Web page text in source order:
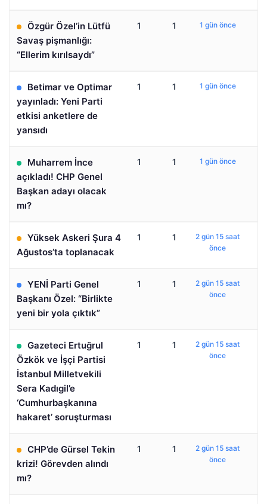
Özgür Özel’in Lütfü
Savaş pişmanlığı:
“Ellerim kırılsaydı”
1 1 1 gün önce
Betimar ve Optimar
yayınladı: Yeni Parti
etkisi anketlere de
yansıdı
1 1 1 gün önce
Muharrem İnce
açıkladı! CHP Genel
Başkan adayı olacak
mı?
1 1 1 gün önce
Yüksek Askeri Şura 4
Ağustos’ta toplanacak
1 1
2 gün 15 saat
önce
YENİ Parti Genel
Başkanı Özel: “Birlikte
yeni bir yola çıktık”
1 1
2 gün 15 saat
önce
Gazeteci Ertuğrul
Özkök ve İşçi Partisi
İstanbul Milletvekili
Sera Kadıgil’e
‘Cumhurbaşkanına
hakaret’ soruşturması
1 1
2 gün 15 saat
önce
CHP’de Gürsel Tekin
krizi! Görevden alındı
mı?
1 1
2 gün 15 saat
önce